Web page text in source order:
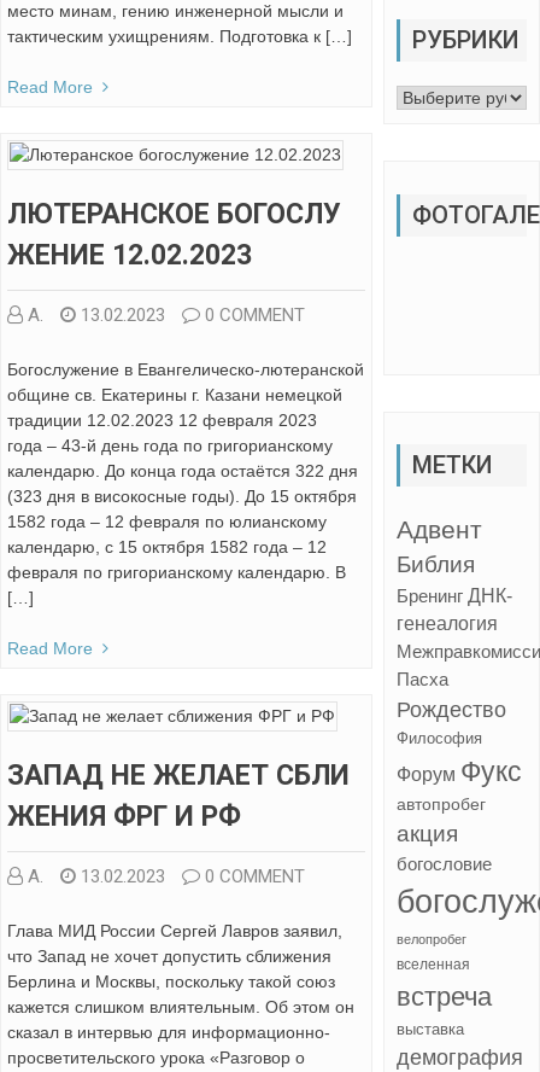
место минам, гению инженерной мысли и
тактическим ухищрениям. Подготовка к […]
Read More
ЛЮТЕРАНСКОЕ БОГОСЛУ
ЖЕНИЕ 12.02.2023
А. 13.02.2023 0 COMMENT
Богослужение в Евангелическо-лютеранской
общине св. Екатерины г. Казани немецкой
традиции 12.02.2023 12 февраля 2023
года – 43-й день года по григорианскому
календарю. До конца года остаётся 322 дня
(323 дня в високосные годы). До 15 октября
1582 года – 12 февраля по юлианскому
календарю, с 15 октября 1582 года – 12
февраля по григорианскому календарю. В
[…]
Read More
ЗАПАД НЕ ЖЕЛАЕТ СБЛИ
ЖЕНИЯ ФРГ И РФ
А. 13.02.2023 0 COMMENT
Глава МИД России Сергей Лавров заявил,
что Запад не хочет допустить сближения
Берлина и Москвы, поскольку такой союз
кажется слишком влиятельным. Об этом он
сказал в интервью для информационно-
просветительского урока «Разговор о
РУБРИКИ
Рубрики
МЕТКИ
Адвент
Библия
Бренинг ДНК-
генеалогия
Пасха
Рождество
Философия
Форум Фукс
автопробег
акция
богословие
велопробег
вселенная
встреча
выставка
демография